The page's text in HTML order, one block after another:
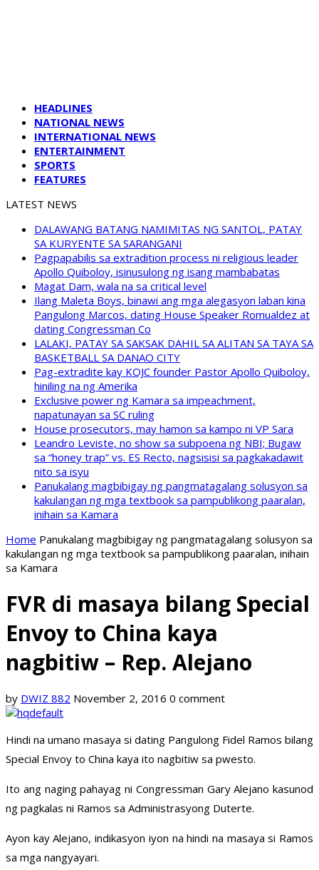
HEADLINES
NATIONAL NEWS
INTERNATIONAL NEWS
ENTERTAINMENT
SPORTS
FEATURES
LATEST NEWS
DALAWANG BATANG NAMIMITAS NG SANTOL, PATAY
SA KURYENTE SA SARANGANI
Pagpapabilis sa extradition process ni religious leader
Apollo Quiboloy, isinusulong ng isang mambabatas
Magat Dam, wala na sa critical level
Ilang Maleta Boys, binawi ang mga alegasyon laban kina
Pangulong Marcos, dating House Speaker Romualdez at
dating Congressman Co
LALAKI, PATAY SA SAKSAK DAHIL SA ALITAN SA TAYA SA
BASKETBALL SA DANAO CITY
Pag-extradite kay KOJC founder Pastor Apollo Quiboloy,
hiniling na ng Amerika
Exclusive power ng Kamara sa impeachment,
napatunayan sa SC ruling
House prosecutors, may hamon sa kampo ni VP Sara
Leandro Leviste, no show sa subpoena ng NBI; Bugaw
sa “honey trap” vs. ES Recto, nagsisisi sa pagkakadawit
nito sa isyu
Panukalang magbibigay ng pangmatagalang solusyon sa
kakulangan ng mga textbook sa pampublikong paaralan,
inihain sa Kamara
Home Panukalang magbibigay ng pangmatagalang solusyon sa
kakulangan ng mga textbook sa pampublikong paaralan, inihain
sa Kamara
FVR di masaya bilang Special
Envoy to China kaya
nagbitiw – Rep. Alejano
by DWIZ 882 November 2, 2016 0 comment
Hindi na umano masaya si dating Pangulong Fidel Ramos bilang
Special Envoy to China kaya ito nagbitiw sa pwesto.
Ito ang naging pahayag ni Congressman Gary Alejano kasunod
ng pagkalas ni Ramos sa Administrasyong Duterte.
Ayon kay Alejano, indikasyon iyon na hindi na masaya si Ramos
sa mga nangyayari.